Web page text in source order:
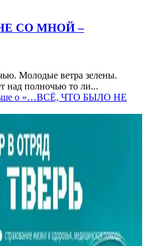
СО МНОЙ –
Молодые ветра зелены.
над полночью то ли...
о «…ВСЁ, ЧТО БЫЛО НЕ